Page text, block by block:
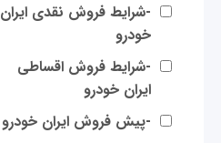
-شرایط فروش نقدی ایران
خودرو
-شرایط فروش اقساطی
ایران خودرو
-پیش فروش ایران خودرو